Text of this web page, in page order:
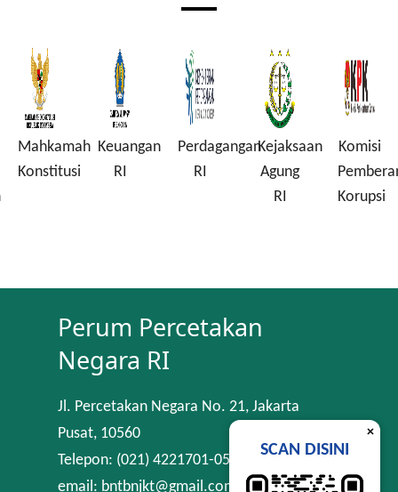
Mahkamah
Konstitusi
Keuangan
RI
Perdagangan
RI
Kejaksaan
Agung
RI
Komisi
Korupsi
Perum Percetakan
Negara RI
Jl. Percetakan Negara No. 21, Jakarta
Pusat, 10560
Telepon: (021) 4221701-05
email: bntbnjkt@gmail.com
×
SCAN DISINI